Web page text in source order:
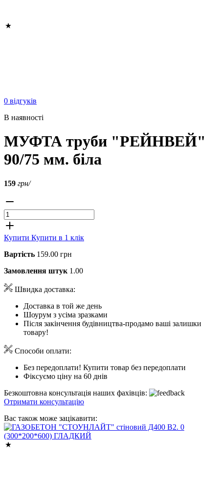
0 відгуків
В наявності
МУФТА труби "РЕЙНВЕЙ"
90/75 мм. біла
159 грн/
Купити Купити в 1 клік
Вартість 159.00 грн
Замовлення штук 1.00
Швидка доставка:
Доставка в той же день
Шоурум з усіма зразками
Після закінчення будівництва-продамо ваші залишки
товару!
Способи оплати:
Без передоплати! Купити товар без передоплати
Фіксуємо ціну на 60 днів
Безкоштовна консультація наших фахівців:
Отримати консультацію
Вас також може зацікавити: